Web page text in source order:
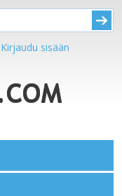
Kirjaudu sisään